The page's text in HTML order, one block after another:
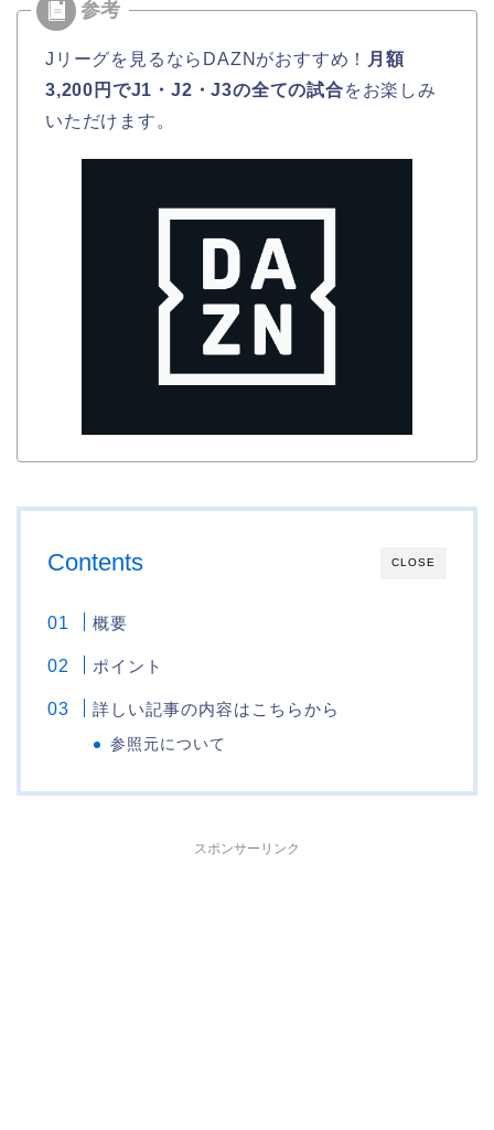
Jリーグを見るならDAZNがおすすめ！
月額
3,200円でJ1・J2・J3の全ての試合をお楽しみ
いただけます。
CLOSE
Contents
概要
ポイント
詳しい記事の内容はこちらから
参照元について
スポンサーリンク